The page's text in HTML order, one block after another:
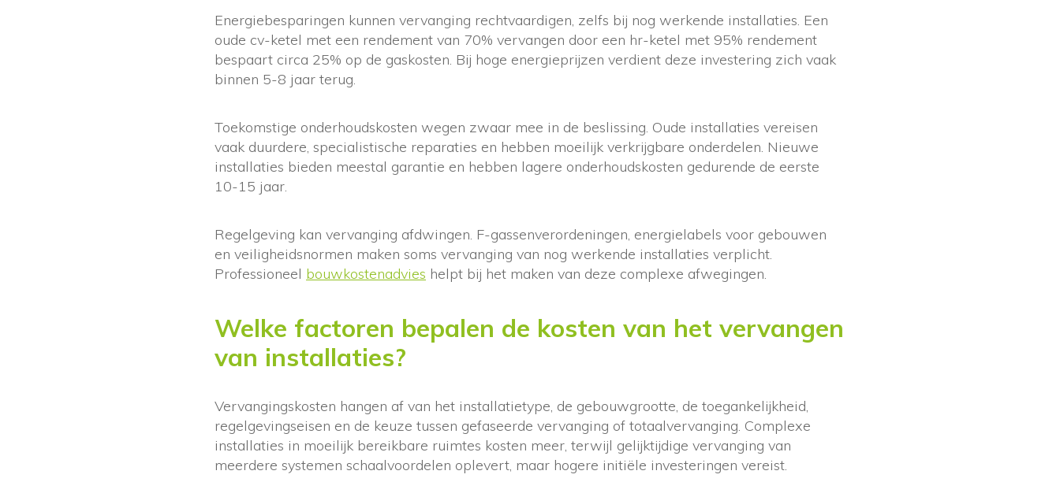
Energiebesparingen kunnen vervanging rechtvaardigen, zelfs bij nog werkende installaties. Een
oude cv-ketel met een rendement van 70% vervangen door een hr-ketel met 95% rendement
bespaart circa 25% op de gaskosten. Bij hoge energieprijzen verdient deze investering zich vaak
binnen 5-8 jaar terug.
Toekomstige onderhoudskosten wegen zwaar mee in de beslissing. Oude installaties vereisen
vaak duurdere, specialistische reparaties en hebben moeilijk verkrijgbare onderdelen. Nieuwe
installaties bieden meestal garantie en hebben lagere onderhoudskosten gedurende de eerste
10-15 jaar.
Regelgeving kan vervanging afdwingen. F-gassenverordeningen, energielabels voor gebouwen
en veiligheidsnormen maken soms vervanging van nog werkende installaties verplicht.
Professioneel bouwkostenadvies helpt bij het maken van deze complexe afwegingen.
Welke factoren bepalen de kosten van het vervangen
van installaties?
Vervangingskosten hangen af van het installatietype, de gebouwgrootte, de toegankelijkheid,
regelgevingseisen en de keuze tussen gefaseerde vervanging of totaalvervanging. Complexe
installaties in moeilijk bereikbare ruimtes kosten meer, terwijl gelijktijdige vervanging van
meerdere systemen schaalvoordelen oplevert, maar hogere initiële investeringen vereist.